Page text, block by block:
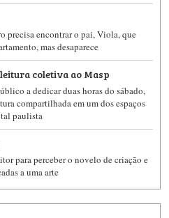
precisa encontrar o pai, Viola, que
mas desaparece
coletiva ao Masp
a dedicar duas horas do sábado,
compartilhada em um dos espaços
paulista
para perceber o novelo de criação e
a uma arte